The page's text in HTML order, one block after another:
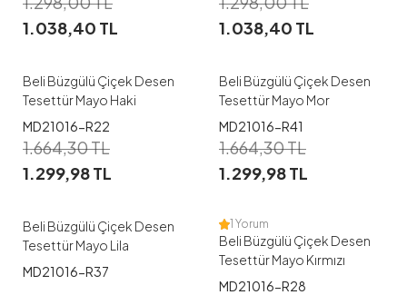
1.038,40 TL
1.038,40 TL
38 40 42
48
Beli Büzgülü Çiçek Desen
Tesettür Mayo Haki
MD21016-R22
1.664,30TL
1.299,98TL
38 40 42
48
Beli Büzgülü Çiçek Desen
Tesettür Mayo Mor
MD21016-R41
1.664,30TL
1.299,98TL
38 40 42
48
Beli Büzgülü Çiçek Desen
Tesettür Mayo Lila
MD21016-R37
38 40 42
48
1 Yorum
Beli Büzgülü Çiçek Desen
Tesettür Mayo Kırmızı
MD21016-R28